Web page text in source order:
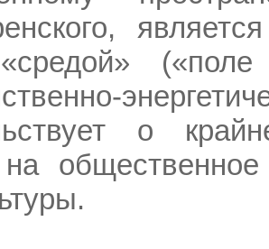
о
общественное